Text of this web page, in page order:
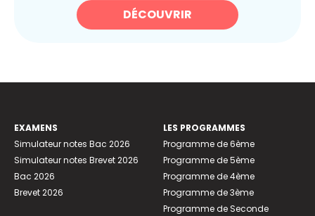
DÉCOUVRIR
EXAMENS
Simulateur notes Bac 2026
Simulateur notes Brevet 2026
Bac 2026
Brevet 2026
LES PROGRAMMES
Programme de 6ème
Programme de 5ème
Programme de 4ème
Programme de 3ème
Programme de Seconde